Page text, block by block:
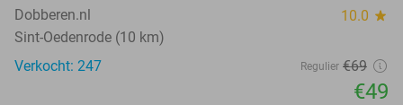
Dobberen.nl 10.0 star
Sint-Oedenrode (10 km)
Verkocht: 247
Regulier €69
€49